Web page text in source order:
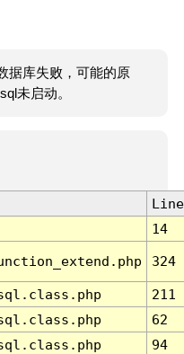
据库失败，可能的原
未启动。
Line
14
324
211
62
94